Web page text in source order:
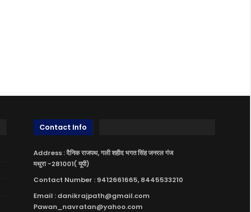
Contact Info
Address : दैनिक राजपथ, गली शहीद भगत सिंह जनरल गंज
मथुरा -281001( यूपी)
Contact Number : 9412661665, 8445533210
Email : danikrajpath@gmail.com
Pawan_navratan@yahoo.com